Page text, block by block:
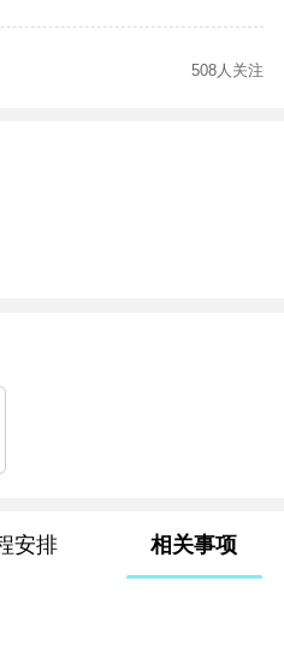
508人关注
安排 相关事项